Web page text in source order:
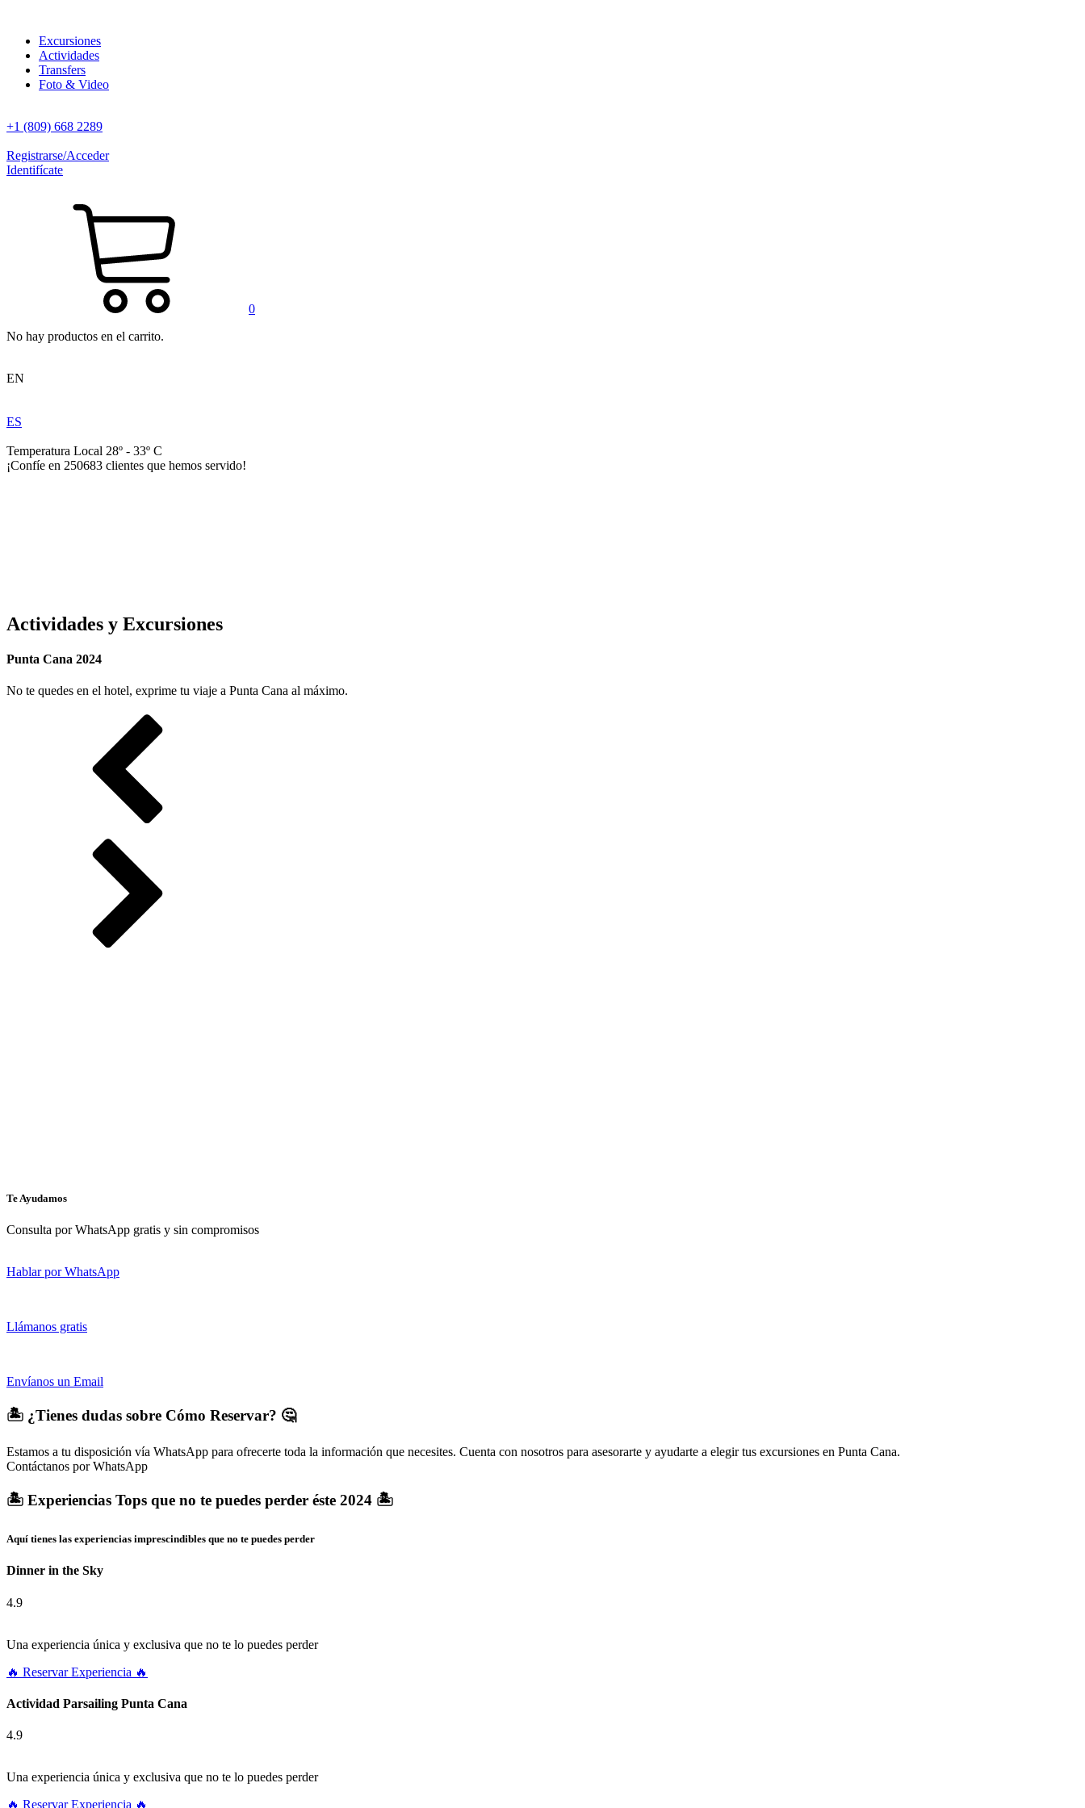
Excursiones
Actividades
Transfers
Foto & Video
+1 (809) 668 2289
Registrarse/Acceder
Identifícate
0
No hay productos en el carrito.
EN
ES
Temperatura Local 28º - 33º C
¡Confíe en 250683 clientes que hemos servido!
Actividades y Excursiones
Punta Cana 2024
No te quedes en el hotel, exprime tu viaje a Punta Cana al máximo.
Te Ayudamos
Consulta por WhatsApp gratis y sin compromisos
Hablar por WhatsApp
Llámanos gratis
Envíanos un Email
🏝️ ¿Tienes dudas sobre Cómo Reservar? 🤔
Estamos a tu disposición vía WhatsApp para ofrecerte toda la información que necesites. Cuenta con nosotros para asesorarte y ayudarte a elegir tus excursiones en Punta Cana.
Contáctanos por WhatsApp
🏝️ Experiencias Tops que no te puedes perder éste 2024 🏝️
Aquí tienes las experiencias imprescindibles que no te puedes perder
Dinner in the Sky
4.9
Una experiencia única y exclusiva que no te lo puedes perder
🔥 Reservar Experiencia 🔥
Actividad Parsailing Punta Cana
4.9
Una experiencia única y exclusiva que no te lo puedes perder
🔥 Reservar Experiencia 🔥